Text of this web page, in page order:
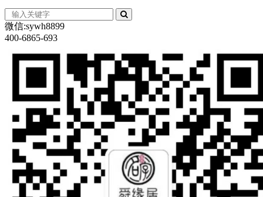
微信:sywh8899
400-6865-693